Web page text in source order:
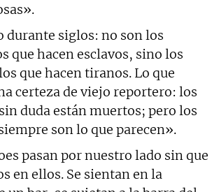
durante siglos: no son los
que hacen esclavos, sino los
que hacen tiranos. Lo que
certeza de viejo reportero: los
duda están muertos; pero los
son lo que parecen».
pasan por nuestro lado sin que
en ellos. Se sientan en la